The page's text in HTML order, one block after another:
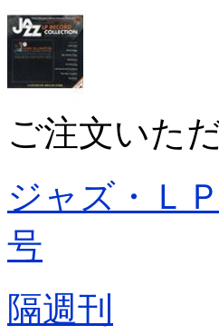
ご注文いた
ジャズ・Ｌ
号
隔週刊